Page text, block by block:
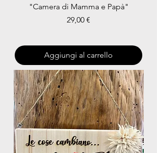
"Camera di Mamma e Papà"
Prezzo
29,00 €
Aggiungi al carrello